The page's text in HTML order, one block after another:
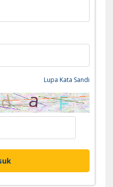
Lupa Kata Sandi